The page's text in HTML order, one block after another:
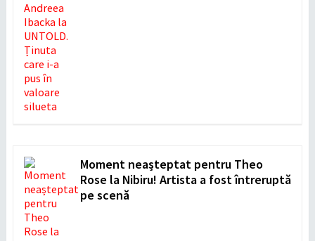
Moment neașteptat pentru Theo
Rose la Nibiru! Artista a fost întreruptă
pe scenă